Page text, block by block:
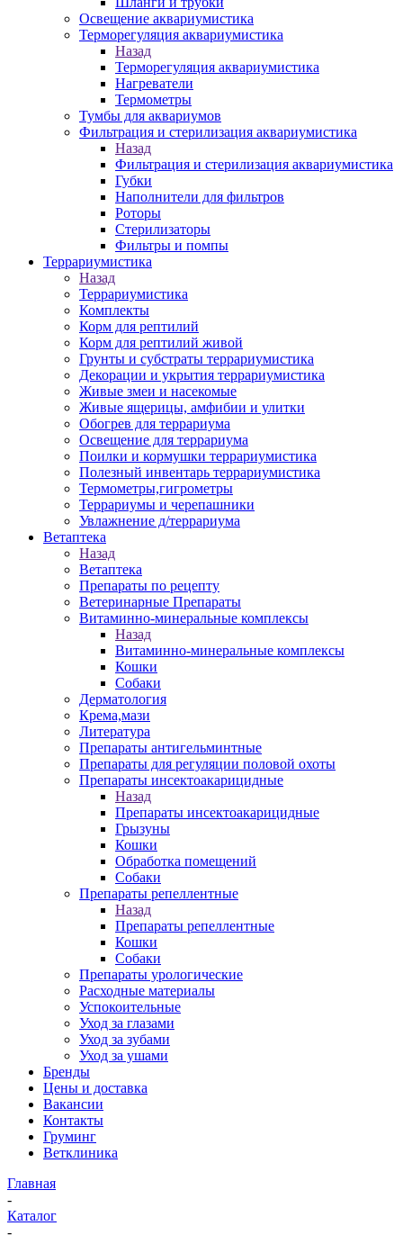
Освещение аквариумистика
Терморегуляция аквариумистика
Назад
Терморегуляция аквариумистика
Нагреватели
Термометры
Тумбы для аквариумов
Фильтрация и стерилизация аквариумистика
Назад
Фильтрация и стерилизация аквариумистика
Губки
Наполнители для фильтров
Роторы
Стерилизаторы
Фильтры и помпы
Террариумистика
Назад
Террариумистика
Комплекты
Корм для рептилий
Корм для рептилий живой
Грунты и субстраты террариумистика
Декорации и укрытия террариумистика
Живые змеи и насекомые
Живые ящерицы, амфибии и улитки
Обогрев для террариума
Освещение для террариума
Поилки и кормушки террариумистика
Полезный инвентарь террариумистика
Термометры,гигрометры
Террариумы и черепашники
Увлажнение д/террариума
Ветаптека
Назад
Ветаптека
Препараты по рецепту
Ветеринарные Препараты
Витаминно-минеральные комплексы
Назад
Витаминно-минеральные комплексы
Кошки
Собаки
Дерматология
Крема,мази
Литература
Препараты антигельминтные
Препараты для регуляции половой охоты
Препараты инсектоакарицидные
Назад
Препараты инсектоакарицидные
Грызуны
Кошки
Обработка помещений
Собаки
Препараты репеллентные
Назад
Препараты репеллентные
Кошки
Собаки
Препараты урологические
Расходные материалы
Успокоительные
Уход за глазами
Уход за зубами
Уход за ушами
Бренды
Цены и доставка
Вакансии
Контакты
Груминг
Ветклиника
Главная
-
Каталог
-